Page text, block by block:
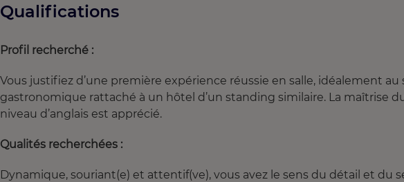
Qualifications
Profil recherché :
Vous justifiez d’une première expérience réussie en salle, idéalement
gastronomique rattaché à un hôtel d’un standing similaire. La maîtrise
niveau d’anglais est apprécié.
Qualités recherchées :
Dynamique, souriant(e) et attentif(ve), vous avez le sens du détail et du